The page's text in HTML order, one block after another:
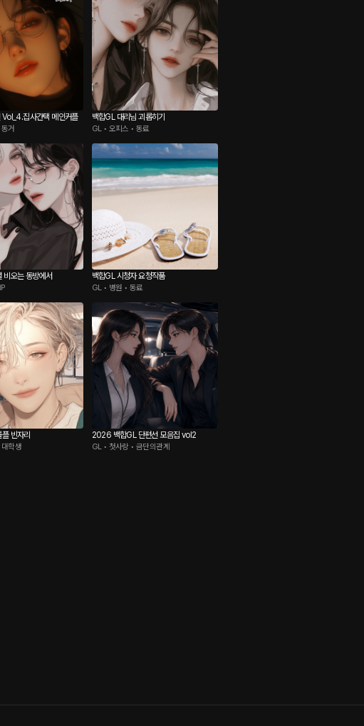
Vol_4.집사간택 메인커플
거
백합GL 대리님 괴롭히기
GL • 오피스 • 동료
비오는 동방에서 백합GL 시청자 요청작품
GL • 병원 • 동료
빈자리
학생
2026 백합GL 단편선 모음집 vol2
GL • 첫사랑 • 금단의관계